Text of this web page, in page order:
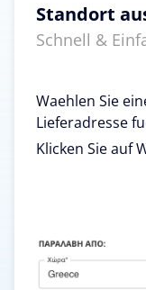
Standort
Schnell &
Waehlen Sie
Lieferadresse
Klicken Sie auf